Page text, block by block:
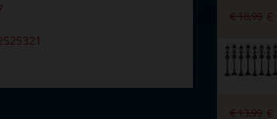
€18,99 €
€13,99 €